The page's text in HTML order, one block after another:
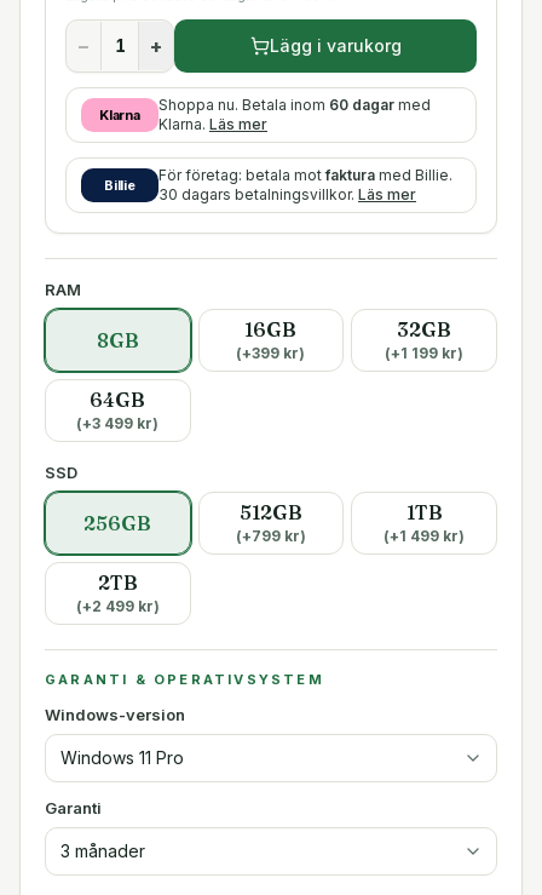
− + Lägg i varukorg
Klarna
Shoppa nu. Betala inom 60 dagar med
Klarna. Läs mer
Billie
För företag: betala motfaktura med Billie.
30 dagars betalningsvillkor. Läs mer
RAM
8GB 16GB
(+399 kr)
32GB
(+1 199 kr)
64GB
(+3 499 kr)
SSD
256GB 512GB
(+799kr)
1TB
(+1 499 kr)
2TB
(+2 499kr)
GARANTI & OPERATIVSYSTEM
Windows-version
Windows 11 Pro
Garanti
3 månader